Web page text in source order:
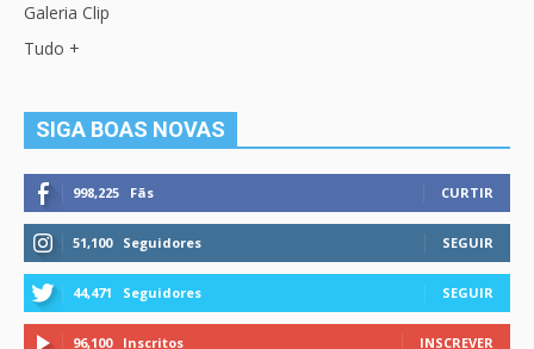
Galeria Clip
Tudo +
SIGA BOAS NOVAS
998,225 Fãs CURTIR
51,100 Seguidores SEGUIR
44,471 Seguidores SEGUIR
96,100 Inscritos INSCREVER